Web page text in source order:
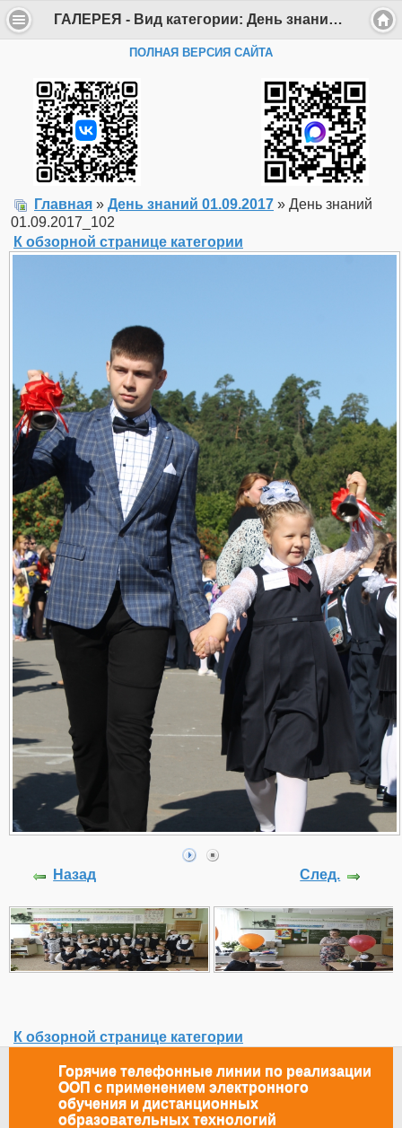
ГАЛЕРЕЯ - Вид категории: День знаний 01.09.2017 - Фото: День знаний 01.09.2017_102 - Департамент образования Администрации г. Саров
ПОЛНАЯ ВЕРСИЯ САЙТА
Главная » День знаний 01.09.2017 » День знаний
01.09.2017_102
К обзорной странице категории
Назад След.
К обзорной странице категории
Горячие телефонные линии по реализации
ООП с применением электронного
обучения и дистанционных
образовательных технологий